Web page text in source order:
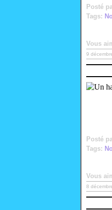
Posté
Tags:
Vous
9
Posté
Tags:
Vous
8